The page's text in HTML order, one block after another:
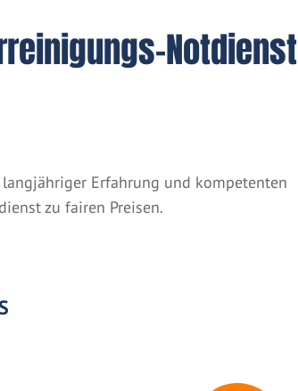
Notdienst
Erfahrung und kompetenten
zu fairen Preisen.